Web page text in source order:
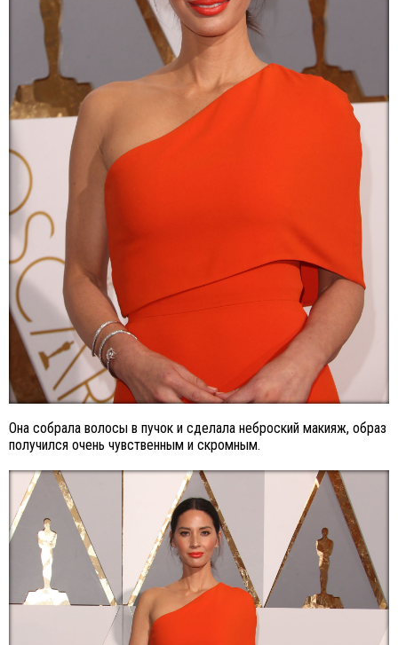
Она собрала волосы в пучок и сделала неброский макияж, образ
получился очень чувственным и скромным.